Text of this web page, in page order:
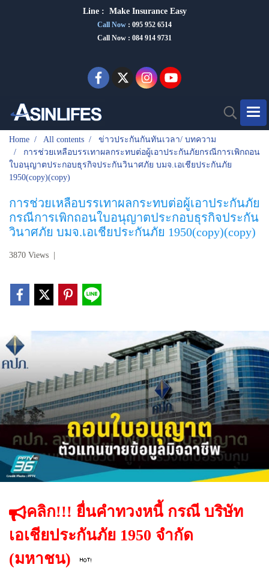
Line : Make Insurance Easy
Call Now : 095 952 6514
Call Now : 084 914 9731
Home All contents
ข่าวประกันกันทันเวลา/ บทความ
การช่วยเหลือบรรเทาผลกระทบต่อผู้เอาประกันภัยกรณีการเพิกถอน
ใบอนุญาตประกอบธุรกิจประกันวินาศภัย บมจ.เอเชียประกันภัย
1950(copy)(copy)
การช่วยเหลือบรรเทาผลกระทบต่อผู้เอาประกันภัย
กรณีการเพิกถอนใบอนุญาตประกอบธุรกิจประกัน
วินาศภัย บมจ.เอเชียประกันภัย 1950(copy)(copy)
3870 Views
คลิก!!! ยื่นคำทวงหนี้ กรณี บริษัท
เอเชียประกันภัย 1950 จำกัด
(มหาชน)